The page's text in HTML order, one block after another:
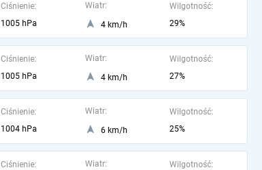
Ciśnienie:
1005 hPa
Wiatr:
4 km/h
Wilgotność:
29%
Ciśnienie:
1005 hPa
Wiatr:
4 km/h
Wilgotność:
27%
Ciśnienie:
1004 hPa
Wiatr:
6 km/h
Wilgotność:
25%
Ciśnienie:
Wiatr:
Wilgotność: